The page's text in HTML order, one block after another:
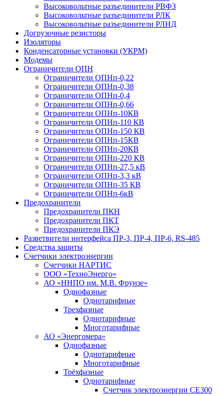
Высоковольтные разъединители РВФЗ
Высоковольтные разъединители РЛК
Высоковольтные разъединители РЛНД
Догрузочные резисторы
Изоляторы
Конденсаторные установки (УКРМ)
Модемы
Ограничители ОПН
Ограничители ОПНп-0,22
Ограничители ОПНп-0,38
Ограничители ОПНп-0,4
Ограничители ОПНп-0,66
Ограничители ОПНп-10КВ
Ограничители ОПНп-110 КВ
Ограничители ОПНп-150 КВ
Ограничители ОПНп-15КВ
Ограничители ОПНп-20КВ
Ограничители ОПНп-220 КВ
Ограничители ОПНп-27,5 кВ
Ограничители ОПНп-3,3 кВ
Ограничители ОПНп-35 КВ
Ограничители ОПНп-6кВ
Предохранители
Предохранители ПКН
Предохранители ПКТ
Предохранители ПКЭ
Разветвители интерфейса ПР-3, ПР-4, ПР-6, RS-485
Средства защиты
Счетчики электроэнергии
Счетчики НАРТИС
ООО «ТехноЭнерго»
АО «ННПО им. М.В. Фрунзе»
Однофазные
Однотарифные
Трехфазные
Однотарифные
Многотарифные
АО «Энергомера»
Однофазные
Однотарифные
Многотарифные
Трёхфазные
Однотарифные
Счетчик электроэнергии CE300